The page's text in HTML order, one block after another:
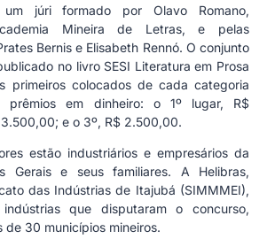
um júri formado por Olavo Romano,
Mineira de Letras, e pelas
Bernis e Elisabeth Rennó. O conjunto
no livro SESI Literatura em Prosa
primeiros colocados de cada categoria
prêmios em dinheiro: o 1º lugar, R$
e o 3º, R$ 2.500,00.
estão industriários e empresários da
Gerais e seus familiares. A Helibras,
das Indústrias de Itajubá (SIMMMEI),
que disputaram o concurso,
de 30 municípios mineiros.